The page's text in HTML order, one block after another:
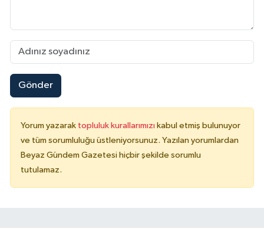
Gönder
Yorum yazarak topluluk kurallarımızı kabul etmiş bulunuyor
ve tüm sorumluluğu üstleniyorsunuz. Yazılan yorumlardan
Beyaz Gündem Gazetesi hiçbir şekilde sorumlu
tutulamaz.